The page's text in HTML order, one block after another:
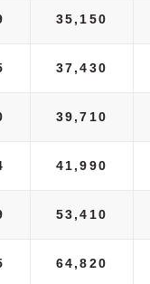
35,150
37,430
39,710
41,990
53,410
64,820